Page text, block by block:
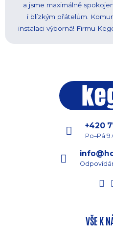
a jsme maximálně
i blízkým přátelům.
instalaci výborná! Firmu
+420
Po–Pá
VŠE K